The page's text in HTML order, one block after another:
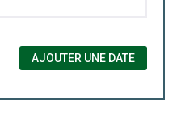
AJOUTER UNE DATE